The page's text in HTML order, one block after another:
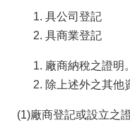
具公司登記
具商業登記
廠商納稅之證明
除上述外之其他
(1)廠商登記或設立之